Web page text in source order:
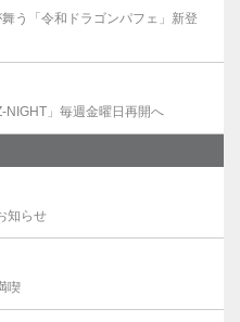
う「令和ドラゴンパフェ」新登
NIGHT」毎週金曜日再開へ
知らせ
喫